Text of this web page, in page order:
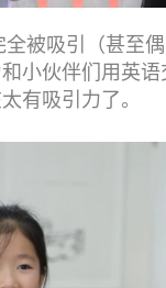
吸引（甚至偶
小伙伴们用英
有吸引力了。